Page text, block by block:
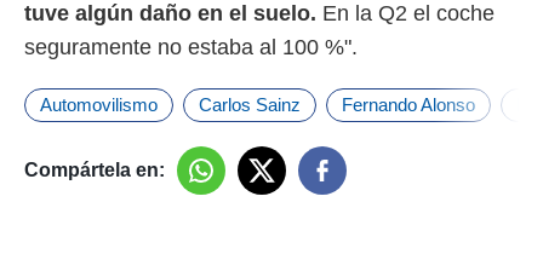
tuve algún daño en el suelo. En la Q2 el coche
seguramente no estaba al 100 %".
Automovilismo Carlos Sainz Fernando Alonso
Compártela en: